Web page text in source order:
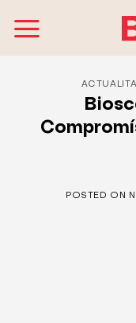
POSTED ON